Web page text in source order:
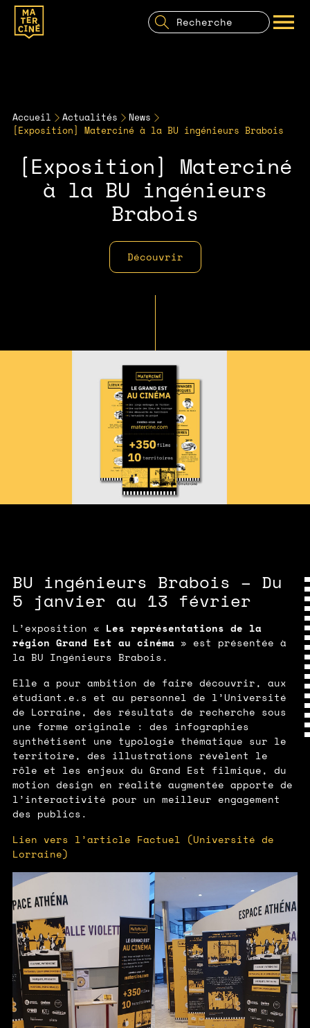
Recherche
pour:
Recherche
[Exposition] Materciné
à la BU ingénieurs
Brabois
Découvrir
Accueil Actualités
News
[Exposition] Materciné à la BU ingénieurs Brabois
BU ingénieurs Brabois – Du
5 janvier au 13 février
L’exposition « Les représentations de la
région Grand Est au cinéma » est présentée à
la BU Ingénieurs Brabois.
Elle a pour ambition de faire découvrir, aux
étudiant.e.s et au personnel de l’Université
de Lorraine, des résultats de recherche sous
une forme originale : des infographies
synthétisent une typologie thématique sur le
territoire, des illustrations révèlent le
rôle et les enjeux du Grand Est filmique, du
motion design en réalité augmentée apporte de
l’interactivité pour un meilleur engagement
des publics.
Lien vers l’article Factuel (Université de
Lorraine)